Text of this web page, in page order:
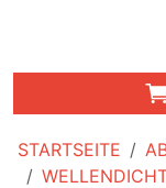
STARTSEITE